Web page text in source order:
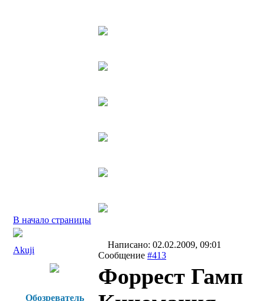
В начало страницы
Akuji
Написано: 02.02.2009, 09:01
Сообщение #413
Обозреватель
Форрест Гамп